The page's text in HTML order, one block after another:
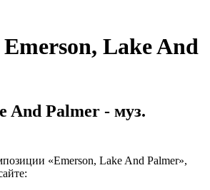
Emerson, Lake And
And Palmer - муз.
«Emerson, Lake And Palmer»,